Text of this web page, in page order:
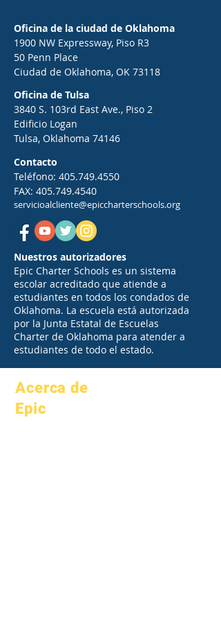
agencias de registros vitales.https://
cdc.gov/nchs/w2w/index.htm?
no puede obtener una copia del
es posible que se acepten los
nacimiento/edad. Licencia de
militar de estudiante (dependiente)
nacimiento del hospital Certificado
Factura familiar que muestra la
Oficina de la ciudad de Oklahoma
1900 NW Expressway, Piso R3
50 Penn Place
Ciudad de Oklahoma, OK 73118
Oficina de Tulsa
3840 S. 103rd East Ave., Piso 2
Edificio Logan
Tulsa, Oklahoma 74146
Contacto
Teléfono: 405.749.4550
FAX: 405.749.4540
servicioalcliente@epiccharterschools.org
Nuestros autorizadores
Epic Charter Schools es un sistema
escolar acreditado que atiende a
estudiantes en todos los condados de
Oklahoma. La escuela está autorizada
por la Junta Estatal de Escuelas
Charter de Oklahoma para atender a
estudiantes de todo el estado.
Acerca de
Epic